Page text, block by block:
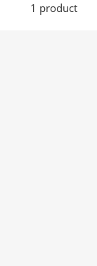
1 product